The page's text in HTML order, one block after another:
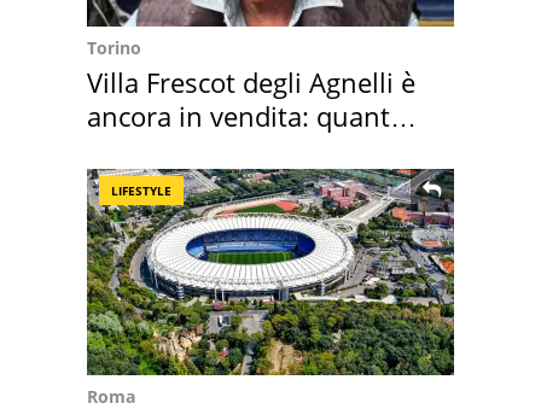
Torino
Villa Frescot degli Agnelli è
ancora in vendita: quanto
LIFESTYLE
Roma